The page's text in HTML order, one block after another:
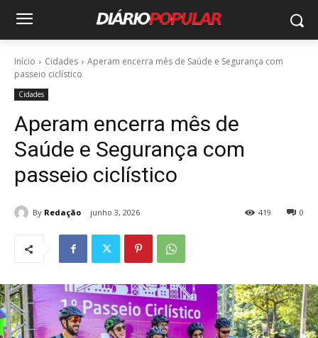
Início Cidades
Aperam encerra mês de Saúde e Segurança com
passeio ciclístico
Cidades
Aperam encerra mês de
Saúde e Segurança com
passeio ciclístico
By Redação junho 3, 2026 0
419